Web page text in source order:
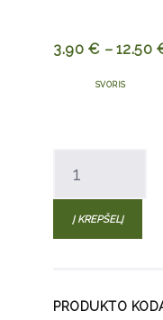
3.90 €– 12.50
SVORIS
kiekis:
Ekologiškos
SULTANA
Į KREPŠELĮ
PRODUKTO